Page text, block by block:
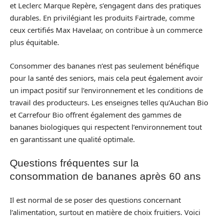
et Leclerc Marque Repère, s’engagent dans des pratiques
durables. En privilégiant les produits Fairtrade, comme
ceux certifiés Max Havelaar, on contribue à un commerce
plus équitable.
Consommer des bananes n’est pas seulement bénéfique
pour la santé des seniors, mais cela peut également avoir
un impact positif sur l’environnement et les conditions de
travail des producteurs. Les enseignes telles qu’Auchan Bio
et Carrefour Bio offrent également des gammes de
bananes biologiques qui respectent l’environnement tout
en garantissant une qualité optimale.
Questions fréquentes sur la
consommation de bananes après 60 ans
Il est normal de se poser des questions concernant
l’alimentation, surtout en matière de choix fruitiers. Voici